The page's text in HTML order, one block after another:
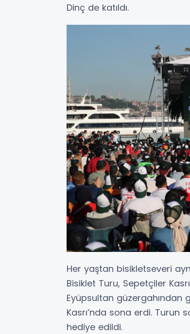
Dinç de katıldı.
Her yaştan bisikletseveri
Bisiklet Turu, Sepetçiler
Eyüpsultan güzergahından
Kasrı’nda sona erdi. Turun
hediye edildi.